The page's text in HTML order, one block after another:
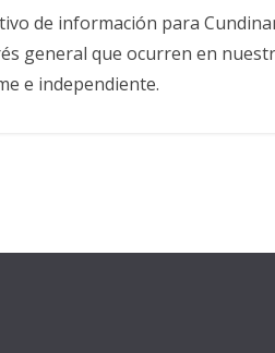
de información para
general que ocurren en
e independiente.